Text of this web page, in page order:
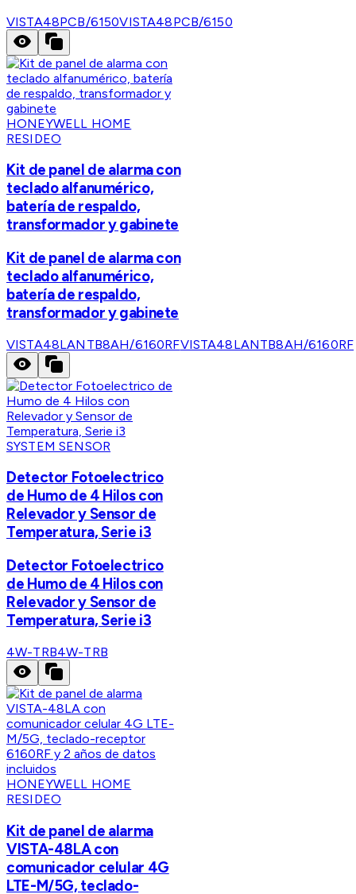
VISTA48PCB/6150VISTA48PCB/6150
HONEYWELL HOME
RESIDEO
Kit de panel de alarma con
teclado alfanumérico,
batería de respaldo,
transformador y gabinete
Kit de panel de alarma con
teclado alfanumérico,
batería de respaldo,
transformador y gabinete
VISTA48LANTB8AH/6160RFVISTA48LANTB8AH/6160RF
SYSTEM SENSOR
Detector Fotoelectrico
de Humo de 4 Hilos con
Relevador y Sensor de
Temperatura, Serie i3
Detector Fotoelectrico
de Humo de 4 Hilos con
Relevador y Sensor de
Temperatura, Serie i3
4W-TRB4W-TRB
HONEYWELL HOME
RESIDEO
Kit de panel de alarma
VISTA-48LA con
comunicador celular 4G
LTE-M/5G, teclado-